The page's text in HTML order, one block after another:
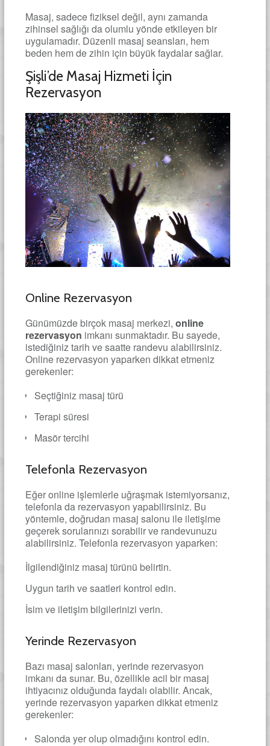
Masaj, sadece fiziksel değil, aynı zamanda
zihinsel sağlığı da olumlu yönde etkileyen bir
uygulamadır. Düzenli masaj seansları, hem
beden hem de zihin için büyük faydalar sağlar.
Şişli’de Masaj Hizmeti İçin
Rezervasyon
Online Rezervasyon
Günümüzde birçok masaj merkezi, online
rezervasyon imkanı sunmaktadır. Bu sayede,
istediğiniz tarih ve saatte randevu alabilirsiniz.
Online rezervasyon yaparken dikkat etmeniz
gerekenler:
Seçtiğiniz masaj türü
Terapi süresi
Masör tercihi
Telefonla Rezervasyon
Eğer online işlemlerle uğraşmak istemiyorsanız,
telefonla da rezervasyon yapabilirsiniz. Bu
yöntemle, doğrudan masaj salonu ile iletişime
geçerek sorularınızı sorabilir ve randevunuzu
alabilirsiniz. Telefonla rezervasyon yaparken:
İlgilendiğiniz masaj türünü belirtin.
Uygun tarih ve saatleri kontrol edin.
İsim ve iletişim bilgilerinizi verin.
Yerinde Rezervasyon
Bazı masaj salonları, yerinde rezervasyon
imkanı da sunar. Bu, özellikle acil bir masaj
ihtiyacınız olduğunda faydalı olabilir. Ancak,
yerinde rezervasyon yaparken dikkat etmeniz
gerekenler:
Salonda yer olup olmadığını kontrol edin.